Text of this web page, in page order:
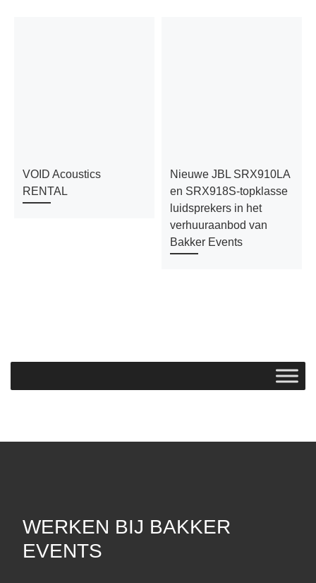
VOID Acoustics
RENTAL
Nieuwe JBL SRX910LA
en SRX918S-topklasse
luidsprekers in het
verhuuraanbod van
Bakker Events
WERKEN BIJ BAKKER
EVENTS